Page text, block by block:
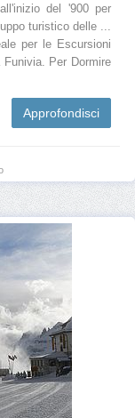
del '900 per
turistico delle ...
per le Escursioni
Per Dormire
Approfondisci